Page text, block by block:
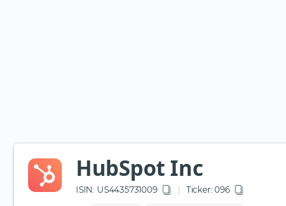
HubSpot Inc
ISIN: US4435731009 Ticker: 096